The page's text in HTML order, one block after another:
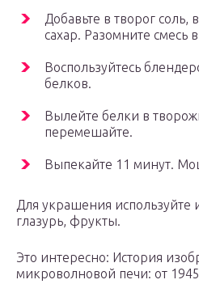
Добавьте в творог
сахар. Разомните смесь
Воспользуйтесь
белков.
Вылейте белки в
перемешайте.
Выпекайте 11 минут.
Для украшения
глазурь, фрукты.
Это интересно: История
микроволновой печи: от